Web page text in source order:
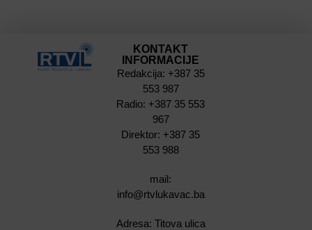
KONTAKT
INFORMACIJE
Redakcija: +387 35
553 987
Radio: +387 35 553
967
Direktor: +387 35
553 988
mail:
info@rtvlukavac.ba
Adresa: Titova ulica